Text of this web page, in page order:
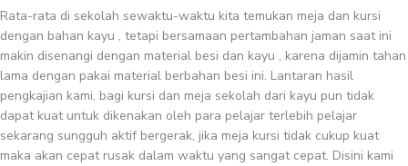
Rata-rata di sekolah sewaktu-waktu kita temukan meja dan kursi
dengan bahan kayu , tetapi bersamaan pertambahan jaman saat ini
makin disenangi dengan material besi dan kayu , karena dijamin tahan
lama dengan pakai material berbahan besi ini. Lantaran hasil
pengkajian kami, bagi kursi dan meja sekolah dari kayu pun tidak
dapat kuat untuk dikenakan oleh para pelajar terlebih pelajar
sekarang sungguh aktif bergerak, jika meja kursi tidak cukup kuat
maka akan cepat rusak dalam waktu yang sangat cepat. Disini kami